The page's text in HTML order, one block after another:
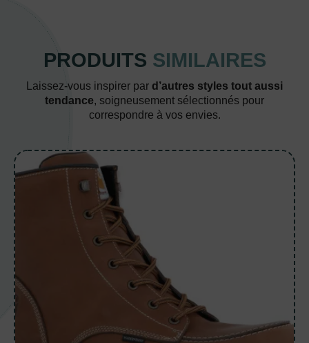
PRODUITS SIMILAIRES
Laissez-vous inspirer par d’autres styles tout aussi
tendance, soigneusement sélectionnés pour
correspondre à vos envies.